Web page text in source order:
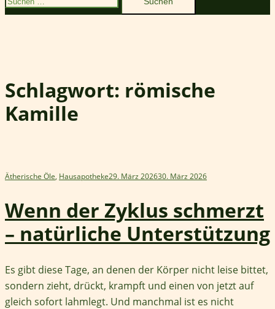
nach:
Schlagwort: römische
Kamille
Ätherische Öle, Hausapotheke29. März 202630. März 2026
Wenn der Zyklus schmerzt
– natürliche Unterstützung
Es gibt diese Tage, an denen der Körper nicht leise bittet,
sondern zieht, drückt, krampft und einen von jetzt auf
gleich sofort lahmlegt. Und manchmal ist es nicht